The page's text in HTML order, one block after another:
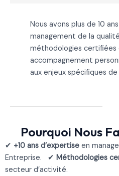
Nous avons plus de 10
management de la
méthodologies certifiées
accompagnement
aux enjeux spécifiques
Pourquoi Nous
✔ +10 ans d’expertise en
Entreprise. ✔ Méthodologies
secteur d’activité.